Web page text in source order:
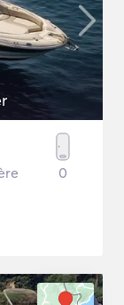
0